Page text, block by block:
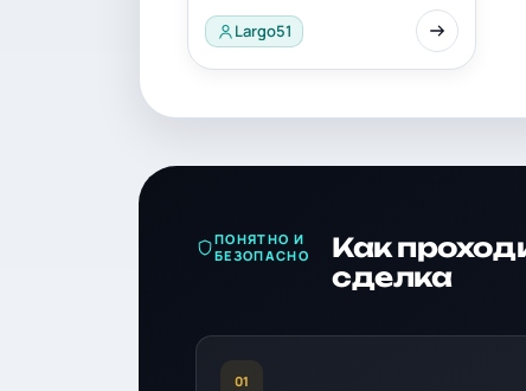
Largo51
ПОНЯТНО И
БЕЗОПАСНО
Как
сделка
01